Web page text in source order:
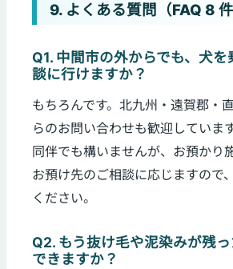
9. よくある質問（FAQ 8 件
Q1. 中間市の外からでも、犬を
談に行けますか？
もちろんです。北九州・遠賀郡・
らのお問い合わせも歓迎していま
同伴でも構いませんが、お預かり
お預け先のご相談に応じますので
ください。
Q2. もう抜け毛や泥染みが残
できますか？